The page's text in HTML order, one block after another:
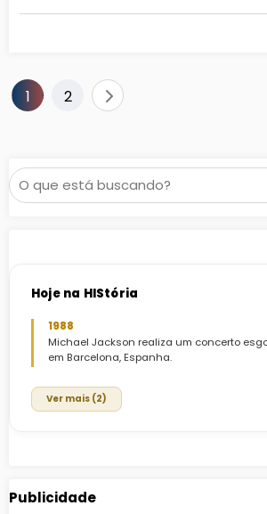
Paginação
1 2
Pesquisar
Hoje na HIStória
1988
Michael Jackson realiza um concerto
em Barcelona, Espanha.
Ver mais (2)
Publicidade